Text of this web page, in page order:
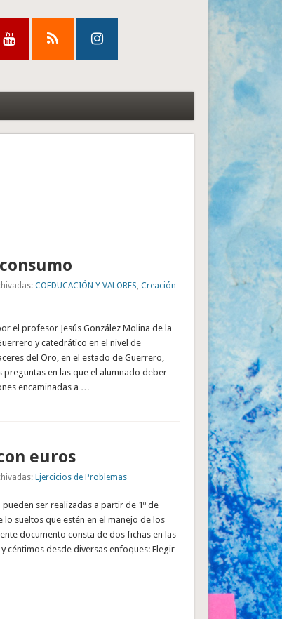
COEDUCACIÓN Y VALORES Creación
el profesor Jesús González Molina de la
y catedrático en el nivel de
del Oro, en el estado de Guerrero,
preguntas en las que el alumnado deber
encaminadas a …
euros
Ejercicios de Problemas
ser realizadas a partir de 1º de
sueltos que estén en el manejo de los
documento consta de dos fichas en las
céntimos desde diversas enfoques: Elegir